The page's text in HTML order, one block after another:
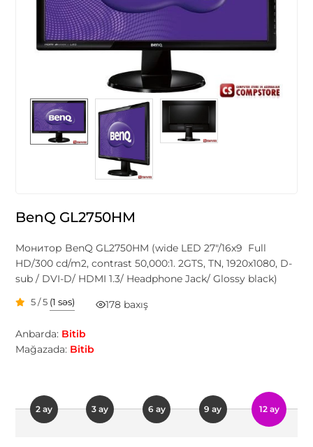
BenQ GL2750HM
Монитор BenQ GL2750HM (wide LED 27"/16x9 Full
HD/300 cd/m2, contrast 50,000:1. 2GTS, TN, 1920x1080, D-
sub / DVI-D/ HDMI 1.3/ Headphone Jack/ Glossy black)
5 / 5 (1 səs) 178 baxış
Anbarda: Bitib
Mağazada: Bitib
2 ay 3 ay 6 ay 9 ay 12 ay